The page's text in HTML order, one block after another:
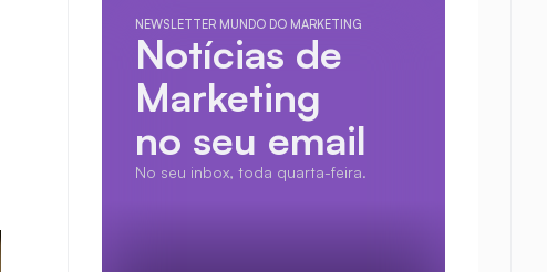
NEWSLETTER MUNDO DO MARKETING
Notícias de
Marketing
no seu email
No seu inbox, toda quarta-feira.